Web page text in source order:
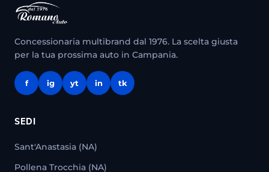
Concessionaria multibrand dal 1976. La scelta giusta
per la tua prossima auto in Campania.
f ig yt in tk
SEDI
Sant'Anastasia (NA)
Pollena Trocchia (NA)